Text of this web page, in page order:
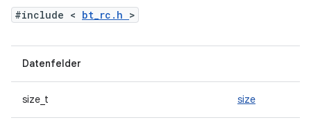
#include < bt_rc.h >
Datenfelder
size_t size